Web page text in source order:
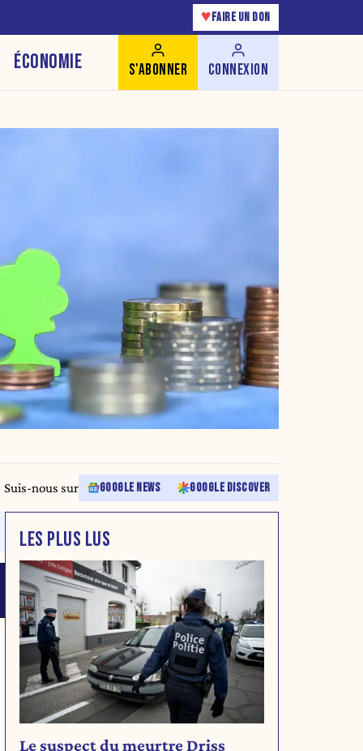
♥ FAIRE UN DON
ÉCONOMIE S'ABONNER CONNEXION
Suis-nous sur GOOGLE NEWS GOOGLE DISCOVER
LES PLUS LUS
Le suspect du meurtre Driss